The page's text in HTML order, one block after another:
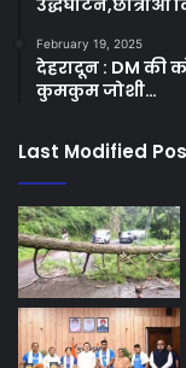
February 19, 2025
देहरादून : DM की
कुमकुम जोशी…
Last Modified